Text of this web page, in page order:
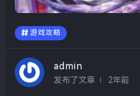
游戏攻略
admin
发布了文章 2年前